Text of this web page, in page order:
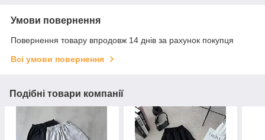
Умови повернення
Повернення товару впродовж 14 днів за рахунок покупця
Всі умови повернення
Подібні товари компанії